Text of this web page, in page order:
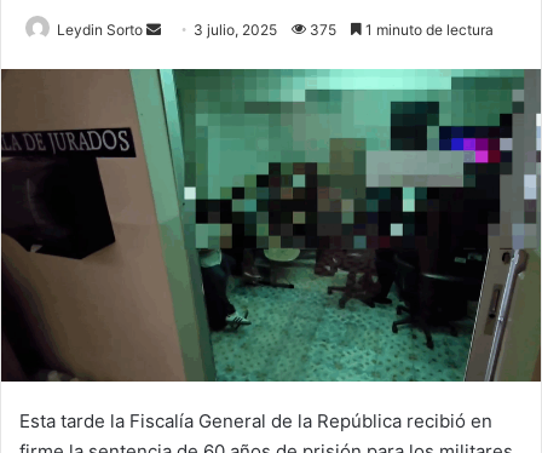
Leydin Sorto
Send
email
3 julio, 2025 375 1 minuto de lectura
Esta tarde la Fiscalía General de la República recibió en